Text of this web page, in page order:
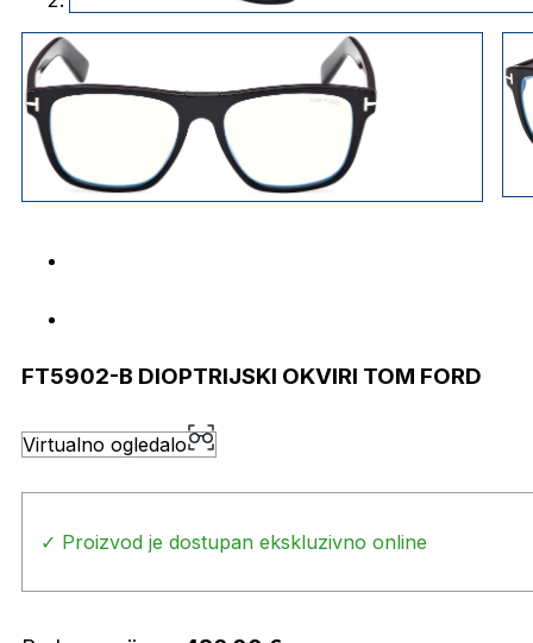
FT5902-B DIOPTRIJSKI OKVIRI TOM FORD
Virtualno ogledalo
✓ Proizvod je dostupan ekskluzivno online